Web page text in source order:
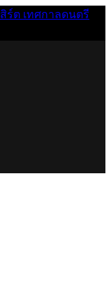
เทศกาลดนตรี เพลง